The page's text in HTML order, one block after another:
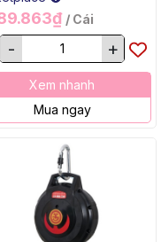
/ Cái
- +
Xem nhanh
Mua ngay